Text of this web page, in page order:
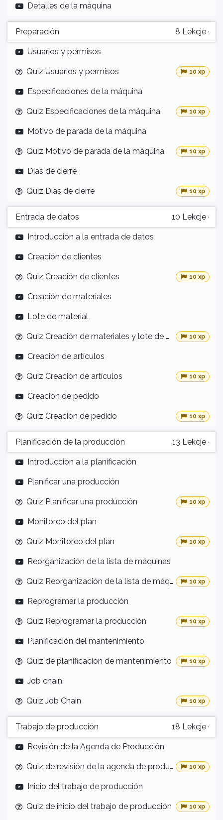
Detalles de la máquina
Preparación 8 Lekcje ·
Usuarios y permisos
Quiz Usuarios y permisos 10 xp
Especificaciones de la máquina
Quiz Especificaciones de la máquina 10 xp
Motivo de parada de la máquina
Quiz Motivo de parada de la máquina 10 xp
Días de cierre
Quiz Días de cierre 10 xp
Entrada de datos 10 Lekcje ·
Introducción a la entrada de datos
Creación de clientes
Quiz Creación de clientes 10 xp
Creación de materiales
Lote de material
Quiz Creación de materiales y lote de material 10 xp
Creación de artículos
Quiz Creación de artículos 10 xp
Creación de pedido
Quiz Creación de pedido 10 xp
Planificación de la producción 13 Lekcje ·
Introducción a la planificación
Planificar una producción
Quiz Planificar una producción 10 xp
Monitoreo del plan
Quiz Monitoreo del plan 10 xp
Reorganización de la lista de máquinas
Quiz Reorganización de la lista de máquinas 10 xp
Reprogramar la producción
Quiz Reprogramar la producción 10 xp
Planificación del mantenimiento
Quiz de planificación de mantenimiento 10 xp
Job chain
Quiz Job Chain 10 xp
Trabajo de producción 18 Lekcje ·
Revisión de la Agenda de Producción
Quiz de revisión de la agenda de producción 10 xp
Inicio del trabajo de producción
Quiz de inicio del trabajo de producción 10 xp